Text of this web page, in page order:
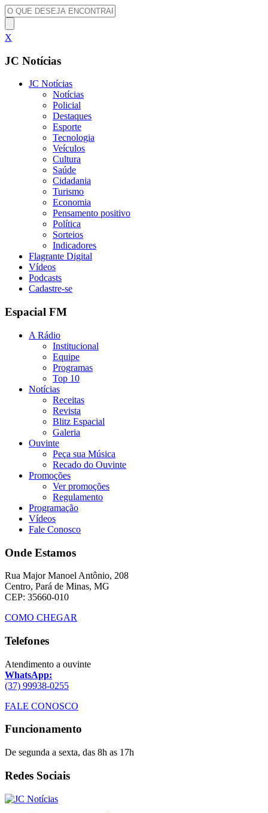
X
JC Notícias
JC Notícias
Notícias
Policial
Destaques
Esporte
Tecnologia
Veículos
Cultura
Saúde
Cidadania
Turismo
Economia
Pensamento positivo
Política
Sorteios
Indicadores
Flagrante Digital
Vídeos
Podcasts
Cadastre-se
Espacial FM
A Rádio
Institucional
Equipe
Programas
Top 10
Notícias
Receitas
Revista
Blitz Espacial
Galeria
Ouvinte
Peça sua Música
Recado do Ouvinte
Promoções
Ver promoções
Regulamento
Programação
Vídeos
Fale Conosco
Onde Estamos
Rua Major Manoel Antônio, 208
Centro, Pará de Minas, MG
CEP: 35660-010
COMO CHEGAR
Telefones
Atendimento a ouvinte
WhatsApp:
(37) 99938-0255
FALE CONOSCO
Funcionamento
De segunda a sexta, das 8h as 17h
Redes Sociais